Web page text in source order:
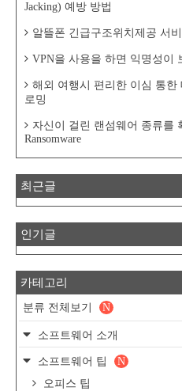
Jacking) 예방 방법
알뜰폰 긴급구조위치제공 서
VPN을 사용을 하면 익명성이
해외 여행시 편리한 이심 통한
로밍
자신이 걸린 랜섬웨어 종류를
Ransomware
최근글
인기글
카테고리
분류 전체보기 N
소프트웨어 소개
소프트웨어 팁
N
오피스 팁